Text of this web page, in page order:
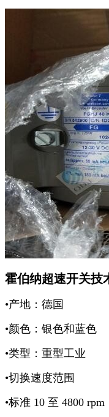
霍伯纳超速开关技
•产地：德国
•颜色：银色和蓝色
•类型：重型工业
•切换速度范围
•标准 10 至 4800 rpm